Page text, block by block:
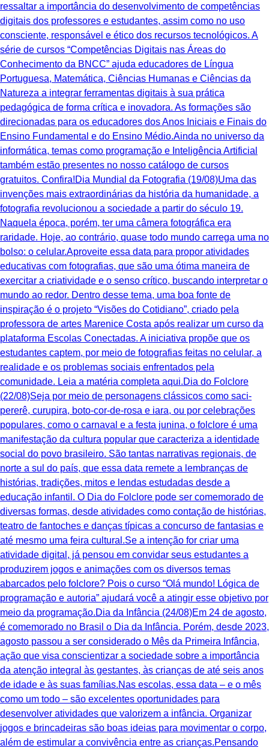
ressaltar a importância do desenvolvimento de competências
digitais dos professores e estudantes, assim como no uso
consciente, responsável e ético dos recursos tecnológicos. A
série de cursos “Competências Digitais nas Áreas do
Conhecimento da BNCC” ajuda educadores de Língua
Portuguesa, Matemática, Ciências Humanas e Ciências da
Natureza a integrar ferramentas digitais à sua prática
pedagógica de forma crítica e inovadora. As formações são
direcionadas para os educadores dos Anos Iniciais e Finais do
Ensino Fundamental e do Ensino Médio.Ainda no universo da
informática, temas como programação e Inteligência Artificial
também estão presentes no nosso catálogo de cursos
gratuitos. Confira!Dia Mundial da Fotografia (19/08)Uma das
invenções mais extraordinárias da história da humanidade, a
fotografia revolucionou a sociedade a partir do século 19.
Naquela época, porém, ter uma câmera fotográfica era
raridade. Hoje, ao contrário, quase todo mundo carrega uma no
bolso: o celular.Aproveite essa data para propor atividades
educativas com fotografias, que são uma ótima maneira de
exercitar a criatividade e o senso crítico, buscando interpretar o
mundo ao redor. Dentro desse tema, uma boa fonte de
inspiração é o projeto “Visões do Cotidiano”, criado pela
professora de artes Marenice Costa após realizar um curso da
plataforma Escolas Conectadas. A iniciativa propõe que os
estudantes captem, por meio de fotografias feitas no celular, a
realidade e os problemas sociais enfrentados pela
comunidade. Leia a matéria completa aqui.Dia do Folclore
(22/08)Seja por meio de personagens clássicos como saci-
pererê, curupira, boto-cor-de-rosa e iara, ou por celebrações
populares, como o carnaval e a festa junina, o folclore é uma
manifestação da cultura popular que caracteriza a identidade
social do povo brasileiro. São tantas narrativas regionais, de
norte a sul do país, que essa data remete a lembranças de
histórias, tradições, mitos e lendas estudadas desde a
educação infantil. O Dia do Folclore pode ser comemorado de
diversas formas, desde atividades como contação de histórias,
teatro de fantoches e danças típicas a concurso de fantasias e
até mesmo uma feira cultural.Se a intenção for criar uma
atividade digital, já pensou em convidar seus estudantes a
produzirem jogos e animações com os diversos temas
abarcados pelo folclore? Pois o curso “Olá mundo! Lógica de
programação e autoria” ajudará você a atingir esse objetivo por
meio da programação.Dia da Infância (24/08)Em 24 de agosto,
é comemorado no Brasil o Dia da Infância. Porém, desde 2023,
agosto passou a ser considerado o Mês da Primeira Infância,
ação que visa conscientizar a sociedade sobre a importância
da atenção integral às gestantes, às crianças de até seis anos
de idade e às suas famílias.Nas escolas, essa data – e o mês
como um todo – são excelentes oportunidades para
desenvolver atividades que valorizem a infância. Organizar
jogos e brincadeiras são boas ideias para movimentar o corpo,
além de estimular a convivência entre as crianças.Pensando